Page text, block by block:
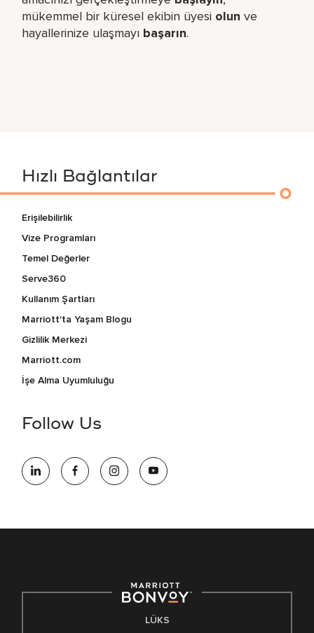
mükemmel bir küresel​ ekibin üyesi olun ve
hayallerinize ulaşmayı başarın.
Hızlı Bağlantılar
Erişilebilirlik
Vize Programları
Temel Değerler
Serve360
Kullanım Şartları
Marriott'ta Yaşam Blogu
Gizlilik Merkezi
Marriott.com
İşe Alma Uyumluluğu
Follow Us
LÜKS